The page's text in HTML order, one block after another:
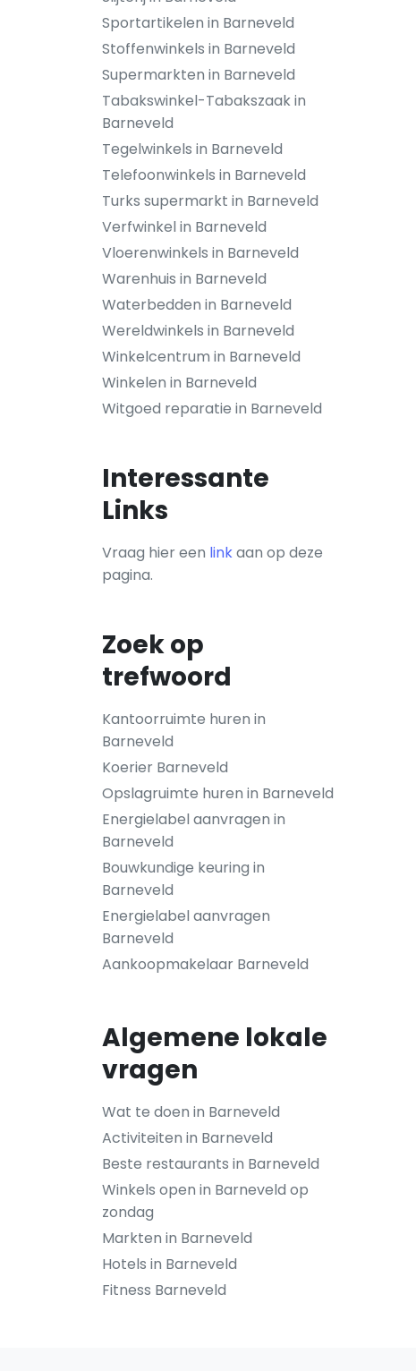
Sportartikelen in Barneveld
Stoffenwinkels in Barneveld
Supermarkten in Barneveld
Tabakswinkel-Tabakszaak in
Barneveld
Tegelwinkels in Barneveld
Telefoonwinkels in Barneveld
Turks supermarkt in Barneveld
Verfwinkel in Barneveld
Vloerenwinkels in Barneveld
Warenhuis in Barneveld
Waterbedden in Barneveld
Wereldwinkels in Barneveld
Winkelcentrum in Barneveld
Winkelen in Barneveld
Witgoed reparatie in Barneveld
Interessante
Links
Vraag hier een linkaan op deze
pagina.
Zoek op
trefwoord
Kantoorruimte huren in
Barneveld
Koerier Barneveld
Opslagruimte huren in Barneveld
Energielabel aanvragen in
Barneveld
Bouwkundige keuring in
Barneveld
Energielabel aanvragen
Barneveld
Aankoopmakelaar Barneveld
Algemene lokale
vragen
Wat te doen in Barneveld
Activiteiten in Barneveld
Beste restaurants in Barneveld
Winkels open in Barneveld op
zondag
Markten in Barneveld
Hotels in Barneveld
Fitness Barneveld